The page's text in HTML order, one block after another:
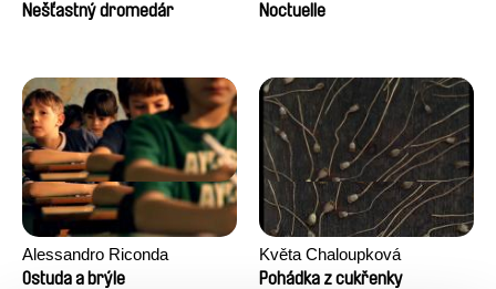
Nešťastný dromedár
Noctuelle
Alessandro Riconda
Ostuda a brýle
Květa Chaloupková
(Přibylová)
Pohádka z cukřenky